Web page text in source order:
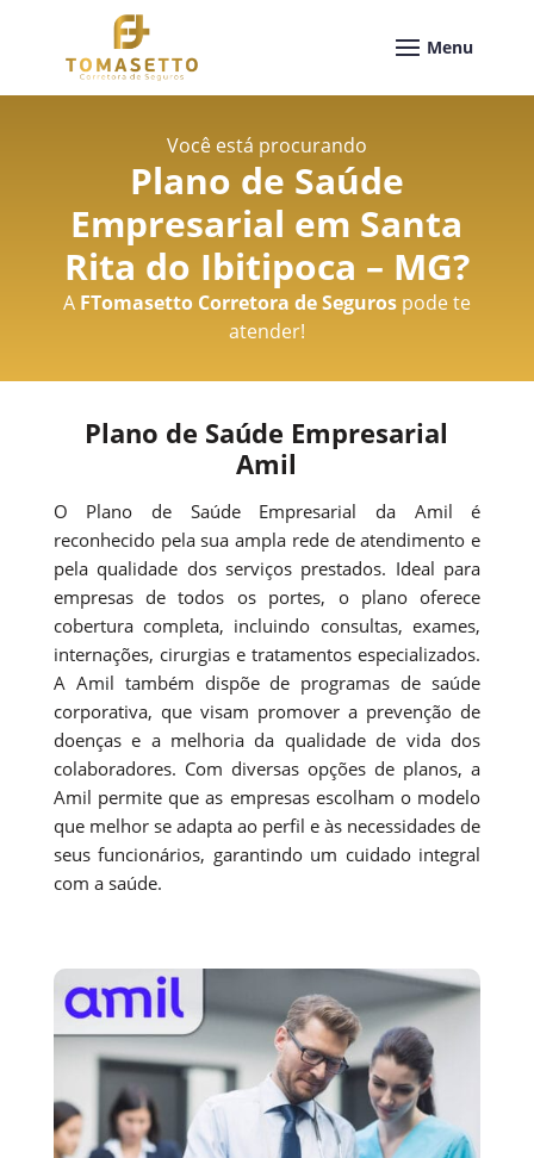
Você está procurando
Plano de Saúde
Empresarial em Santa
Rita do Ibitipoca – MG?
A FTomasetto Corretora de Segurospode te
atender!
Plano de Saúde Empresarial
Amil
O Plano de Saúde Empresarial da Amil é
reconhecido pela sua ampla rede de atendimento e
pela qualidade dos serviços prestados. Ideal para
empresas de todos os portes, o plano oferece
cobertura completa, incluindo consultas, exames,
internações, cirurgias e tratamentos especializados.
A Amil também dispõe de programas de saúde
corporativa, que visam promover a prevenção de
doenças e a melhoria da qualidade de vida dos
colaboradores. Com diversas opções de planos, a
Amil permite que as empresas escolham o modelo
que melhor se adapta ao perfil e às necessidades de
seus funcionários, garantindo um cuidado integral
com a saúde.